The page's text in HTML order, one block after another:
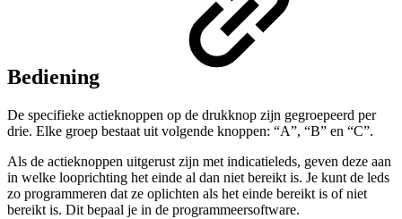
Bediening
De specifieke actieknoppen op de drukknop zijn gegroepeerd per
drie. Elke groep bestaat uit volgende knoppen: “A”, “B” en “C”.
Als de actieknoppen uitgerust zijn met indicatieleds, geven deze aan
in welke looprichting het einde al dan niet bereikt is. Je kunt de leds
zo programmeren dat ze oplichten als het einde bereikt is of niet
bereikt is. Dit bepaal je in de programmeersoftware.